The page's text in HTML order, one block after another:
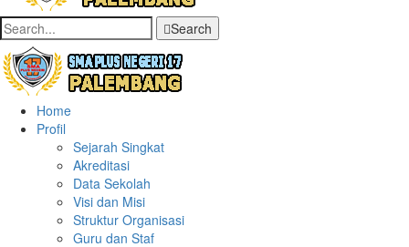
Search
Home
Profil
Sejarah Singkat
Akreditasi
Data Sekolah
Visi dan Misi
Struktur Organisasi
Guru dan Staf